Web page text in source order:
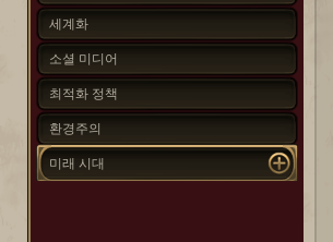
세계화
소셜 미디어
최적화 정책
환경주의
미래 시대